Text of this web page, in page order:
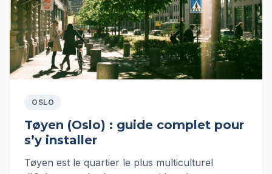
OSLO
Tøyen (Oslo) : guide complet pour
s’y installer
Tøyen est le quartier le plus multiculturel